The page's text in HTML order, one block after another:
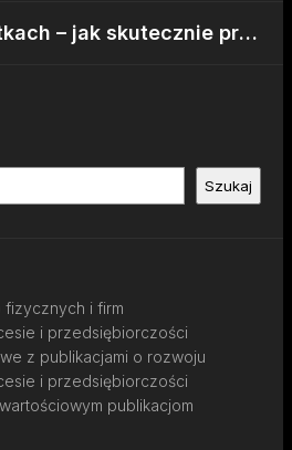
Etykiety na metkach – jak skutecznie przekazać istotne informacje?
Szukaj
fizycznych i firm
i przedsiębiorczości
z publikacjami o rozwoju
i przedsiębiorczości
publikacjom